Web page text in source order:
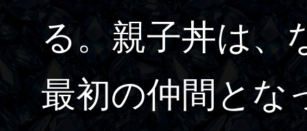
る。親子丼は、
最初の仲間とな